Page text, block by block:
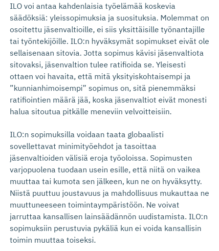
ILO voi antaa kahdenlaisia työelämää koskevia
säädöksiä: yleissopimuksia ja suosituksia. Molemmat on
osoitettu jäsenvaltioille, ei siis yksittäisille työnantajille
tai työntekijöille. ILO:n hyväksymät sopimukset eivät ole
sellaisenaan sitovia. Jotta sopimus kävisi jäsenvaltiota
sitovaksi, jäsenvaltion tulee ratifioida se. Yleisesti
ottaen voi havaita, että mitä yksityiskohtaisempi ja
”kunnianhimoisempi” sopimus on, sitä pienemmäksi
ratifiointien määrä jää, koska jäsenvaltiot eivät monesti
halua sitoutua pitkälle meneviin velvoitteisiin.
ILO:n sopimuksilla voidaan taata globaalisti
sovellettavat minimityöehdot ja tasoittaa
jäsenvaltioiden välisiä eroja työoloissa. Sopimusten
varjopuolena tuodaan usein esille, että niitä on vaikea
muuttaa tai kumota sen jälkeen, kun ne on hyväksytty.
Niistä puuttuu joustavuus ja mahdollisuus mukauttaa ne
muuttuneeseen toimintaympäristöön. Ne voivat
jarruttaa kansallisen lainsäädännön uudistamista. ILO:n
sopimuksiin perustuvia pykäliä kun ei voida kansallisin
toimin muuttaa toiseksi.